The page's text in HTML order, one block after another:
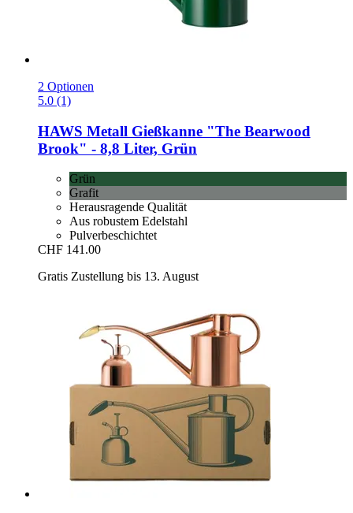
2 Optionen
5.0 (1)
HAWS Metall Gießkanne "The Bearwood
Brook" -​ 8,8 Liter, Grün
Grün
Grafit
Herausragende Qualität
Aus robustem Edelstahl
Pulverbeschichtet
CHF 141.00
Gratis Zustellung bis 13. August